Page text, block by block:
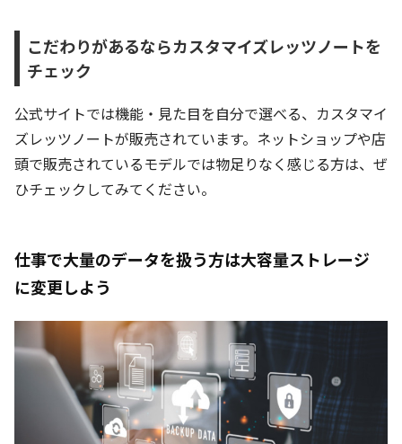
こだわりがあるならカスタマイズレッツノートを
チェック
公式サイトでは機能・見た目を自分で選べる、カスタマイ
ズレッツノートが販売されています。ネットショップや店
頭で販売されているモデルでは物足りなく感じる方は、ぜ
ひチェックしてみてください。
仕事で大量のデータを扱う方は大容量ストレージ
に変更しよう